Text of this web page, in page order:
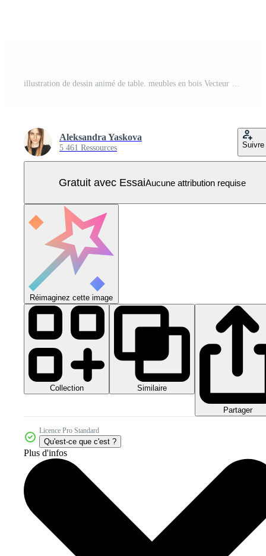
illustration de dessin animé de table. meubles en bois Vecteur Pro
Aleksandra Yaskova
5 461 Ressources Suivre
Gratuit avec EssaiAucune attribution requise
Réimaginez cette image
Collection Similaire
Partager
Licence Pro Standard
Qu'est-ce que c'est ?
Plus d'infos